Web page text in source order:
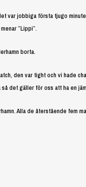
var jobbiga första tjugo
”Lippi”.
borta.
den var tight och vi hade
det gäller för oss att ha en
Alla de återstående fem